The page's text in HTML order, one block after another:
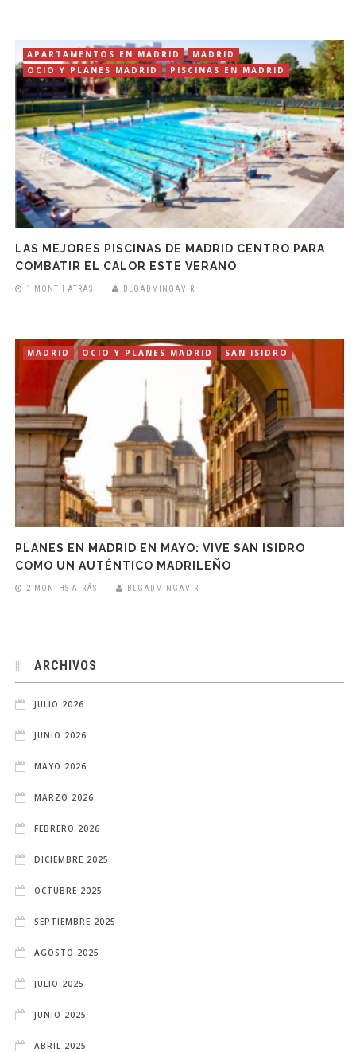
APARTAMENTOS EN MADRID
MADRID
OCIO Y PLANES MADRID
PISCINAS EN MADRID
LAS MEJORES PISCINAS DE MADRID CENTRO PARA
COMBATIR EL CALOR ESTE VERANO
1 MONTH ATRÁS BLGADMINGAVIR
MADRID OCIO Y PLANES MADRID SAN ISIDRO
PLANES EN MADRID EN MAYO: VIVE SAN ISIDRO
COMO UN AUTÉNTICO MADRILEÑO
2 MONTHS ATRÁS BLGADMINGAVIR
ARCHIVOS
JULIO 2026
JUNIO 2026
MAYO 2026
MARZO 2026
FEBRERO 2026
DICIEMBRE 2025
OCTUBRE 2025
SEPTIEMBRE 2025
AGOSTO 2025
JULIO 2025
JUNIO 2025
ABRIL 2025